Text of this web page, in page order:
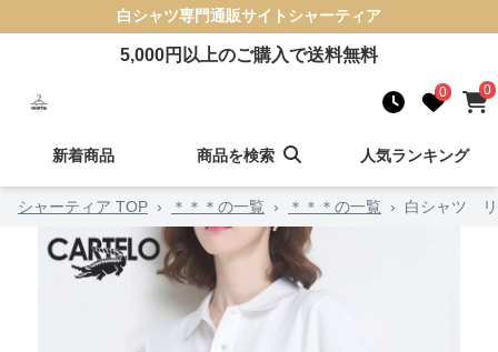
白シャツ専門通販サイト シャーティア
5,000円以上のご購入で送料無料
0 0
新着商品 商品を検索 人気ランキング
シャーティア TOP › ＊＊＊の一覧 › ＊＊＊の一覧 › 白シャツ リ